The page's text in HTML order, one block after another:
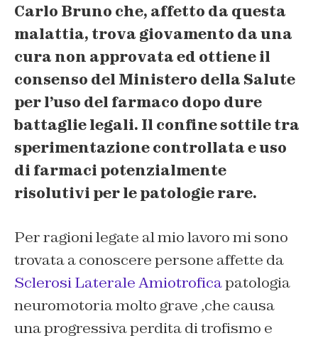
Carlo Bruno che, affetto da questa
malattia, trova giovamento da una
cura non approvata ed ottiene il
consenso del Ministero della Salute
per l’uso del farmaco dopo dure
battaglie legali. Il confine sottile tra
sperimentazione controllata e uso
di farmaci potenzialmente
risolutivi per le patologie rare.
Per ragioni legate al mio lavoro mi sono
trovata a conoscere persone affette da
Sclerosi Laterale Amiotroficapatologia
neuromotoria molto grave ,che causa
una progressiva perdita di trofismo e